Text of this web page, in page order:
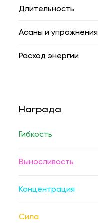
Длительность
Асаны и упражнения
Расход энергии
Награда
Гибкость
Выносливость
Концентрация
Сила